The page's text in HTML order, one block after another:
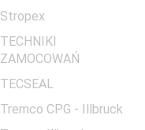
Stropex
TECHNIKI
ZAMOCOWAŃ
TECSEAL
Tremco CPG - Illbruck